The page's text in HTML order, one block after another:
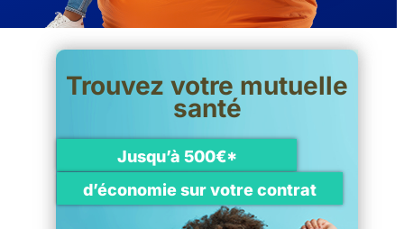
Trouvez votre mutuelle
santé
Jusqu’à 500€*
d’économie sur votre contrat